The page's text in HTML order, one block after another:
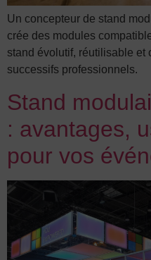
Un concepteur de stand
crée des modules
stand évolutif, réutilisable et
successifs professionnels.
Stand
: avantages,
pour vos